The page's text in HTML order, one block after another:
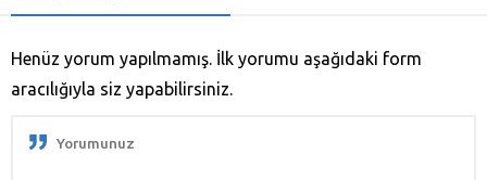
Henüz yorum yapılmamış. İlk yorumu aşağıdaki form
aracılığıyla siz yapabilirsiniz.